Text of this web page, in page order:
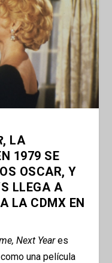
, LA
1979 SE
OSCAR, Y
LLEGA A
LA CDMX EN
Next Yeares
una película